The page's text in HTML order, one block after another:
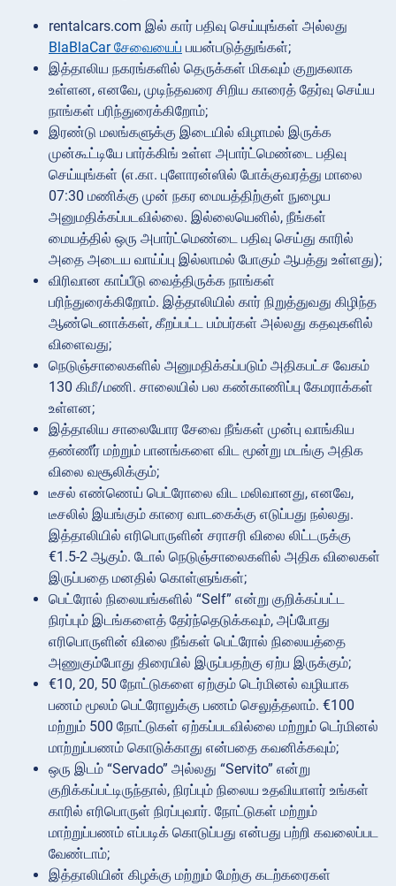
rentalcars.com இல் கார் பதிவு செய்யுங்கள் அல்லது
BlaBlaCar சேவையைப் பயன்படுத்துங்கள்;
இத்தாலிய நகரங்களில் தெருக்கள் மிகவும் குறுகலாக
உள்ளன, எனவே, முடிந்தவரை சிறிய காரைத் தேர்வு செய்ய
நாங்கள் பரிந்துரைக்கிறோம்;
இரண்டு மலங்களுக்கு இடையில் விழாமல் இருக்க
முன்கூட்டியே பார்க்கிங் உள்ள அபார்ட்மெண்டை பதிவு
செய்யுங்கள் (எ.கா. புளோரன்ஸில் போக்குவரத்து மாலை
07:30 மணிக்கு முன் நகர மையத்திற்குள் நுழைய
அனுமதிக்கப்படவில்லை. இல்லையெனில், நீங்கள்
மையத்தில் ஒரு அபார்ட்மெண்டை பதிவு செய்து காரில்
அதை அடைய வாய்ப்பு இல்லாமல் போகும் ஆபத்து உள்ளது);
விரிவான காப்பீடு வைத்திருக்க நாங்கள்
பரிந்துரைக்கிறோம். இத்தாலியில் கார் நிறுத்துவது கிழிந்த
ஆண்டெனாக்கள், கீறப்பட்ட பம்பர்கள் அல்லது கதவுகளில்
விளைவது;
நெடுஞ்சாலைகளில் அனுமதிக்கப்படும் அதிகபட்ச வேகம்
130 கிமீ/மணி. சாலையில் பல கண்காணிப்பு கேமராக்கள்
உள்ளன;
இத்தாலிய சாலையோர சேவை நீங்கள் முன்பு வாங்கிய
தண்ணீர் மற்றும் பானங்களை விட மூன்று மடங்கு அதிக
விலை வசூலிக்கும்;
டீசல் எண்ணெய் பெட்ரோலை விட மலிவானது, எனவே,
டீசலில் இயங்கும் காரை வாடகைக்கு எடுப்பது நல்லது.
இத்தாலியில் எரிபொருளின் சராசரி விலை லிட்டருக்கு
€1.5-2 ஆகும். டோல் நெடுஞ்சாலைகளில் அதிக விலைகள்
இருப்பதை மனதில் கொள்ளுங்கள்;
பெட்ரோல் நிலையங்களில் “Self” என்று குறிக்கப்பட்ட
நிரப்பும் இடங்களைத் தேர்ந்தெடுக்கவும், அப்போது
எரிபொருளின் விலை நீங்கள் பெட்ரோல் நிலையத்தை
அணுகும்போது திரையில் இருப்பதற்கு ஏற்ப இருக்கும்;
€10, 20, 50 நோட்டுகளை ஏற்கும் டெர்மினல் வழியாக
பணம் மூலம் பெட்ரோலுக்கு பணம் செலுத்தலாம். €100
மற்றும் 500 நோட்டுகள் ஏற்கப்படவில்லை மற்றும் டெர்மினல்
மாற்றுப்பணம் கொடுக்காது என்பதை கவனிக்கவும்;
ஒரு இடம் “Servado” அல்லது “Servito” என்று
குறிக்கப்பட்டிருந்தால், நிரப்பும் நிலைய உதவியாளர் உங்கள்
காரில் எரிபொருள் நிரப்புவார். நோட்டுகள் மற்றும்
மாற்றுப்பணம் எப்படிக் கொடுப்பது என்பது பற்றி கவலைப்பட
வேண்டாம்;
இத்தாலியின் கிழக்கு மற்றும் மேற்கு கடற்கரைகள்